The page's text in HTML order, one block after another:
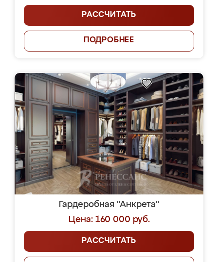
РАССЧИТАТЬ
ПОДРОБНЕЕ
Гардеробная "Анкрета"
Цена: 160 000 руб.
РАССЧИТАТЬ